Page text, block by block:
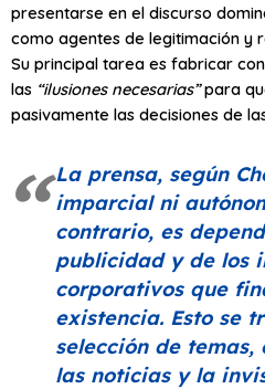
presentarse en el discurso
como agentes de legitimación y
Su principal tarea es fabricar
las “ilusiones necesarias”para
pasivamente las decisiones de
La prensa, según
imparcial ni
contrario, es
publicidad y de los
corporativos que
existencia. Esto se
selección de temas,
las noticias y la